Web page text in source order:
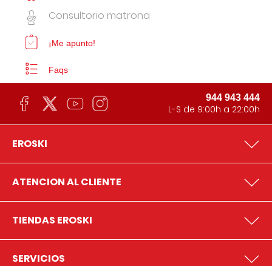
Consultorio matrona
¡Me apunto!
Faqs
944 943 444
L-S de 9:00h a 22:00h
EROSKI
ATENCION AL CLIENTE
TIENDAS EROSKI
SERVICIOS